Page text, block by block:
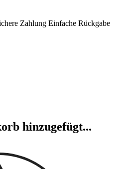
Zahlung Einfache Rückgabe
hinzugefügt...